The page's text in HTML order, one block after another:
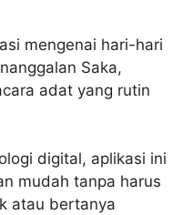
mengenai hari-hari
Saka,
adat yang rutin
digital, aplikasi ini
mudah tanpa harus
atau bertanya